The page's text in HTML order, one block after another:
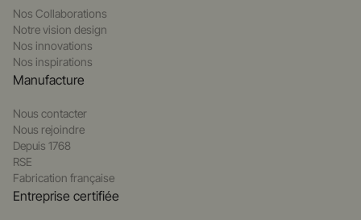
Nos Collaborations
Notre vision design
Nos innovations
Nos inspirations
Manufacture
Nous contacter
Nous rejoindre
Depuis 1768
RSE
Fabrication française
Entreprise certifiée